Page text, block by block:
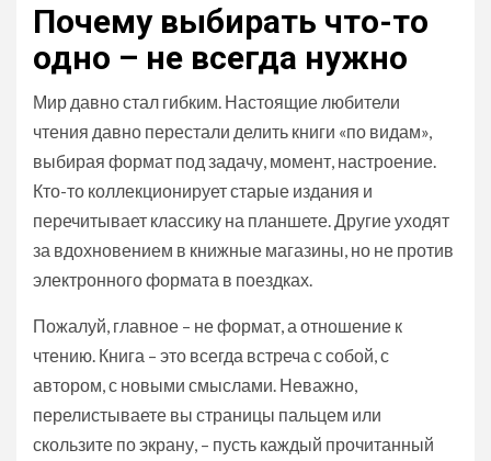
Почему выбирать что-то
одно – не всегда нужно
Мир давно стал гибким. Настоящие любители
чтения давно перестали делить книги «по видам»,
выбирая формат под задачу, момент, настроение.
Кто-то коллекционирует старые издания и
перечитывает классику на планшете. Другие уходят
за вдохновением в книжные магазины, но не против
электронного формата в поездках.
Пожалуй, главное – не формат, а отношение к
чтению. Книга – это всегда встреча с собой, с
автором, с новыми смыслами. Неважно,
перелистываете вы страницы пальцем или
скользите по экрану, – пусть каждый прочитанный